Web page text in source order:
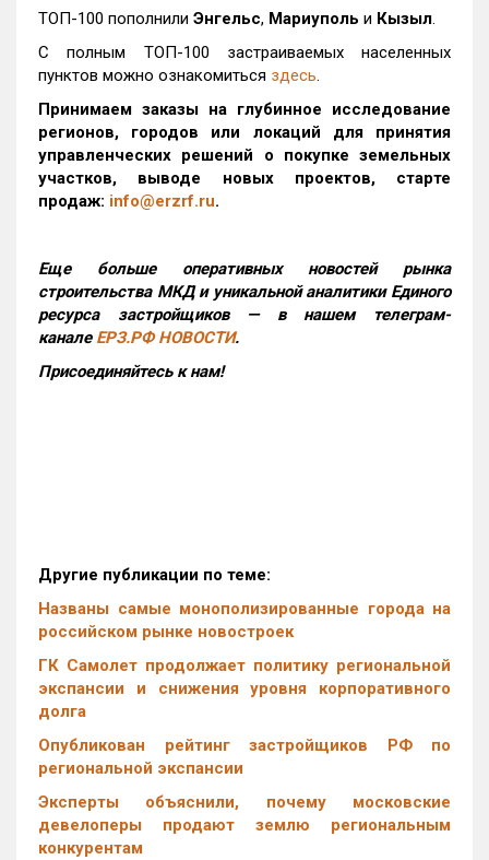
ТОП-100 пополнили Энгельс, Мариуполь и Кызыл.
С полным ТОП-100 застраиваемых населенных
пунктов можно ознакомиться здесь.
Принимаем заказы на глубинное исследование
регионов, городов или локаций для принятия
управленческих решений о покупке земельных
участков, выводе новых проектов, старте
продаж: info@erzrf.ru.
Еще больше оперативных новостей рынка
строительства МКД и уникальной аналитики Единого
ресурса застройщиков — в нашем телеграм-
канале ЕРЗ.РФ НОВОСТИ.
Присоединяйтесь к нам!
Другие публикации по теме:
Названы самые монополизированные города на
российском рынке новостроек
ГК Самолет продолжает политику региональной
экспансии и снижения уровня корпоративного
долга
Опубликован рейтинг застройщиков РФ по
региональной экспансии
Эксперты объяснили, почему московские
девелоперы продают землю региональным
конкурентам